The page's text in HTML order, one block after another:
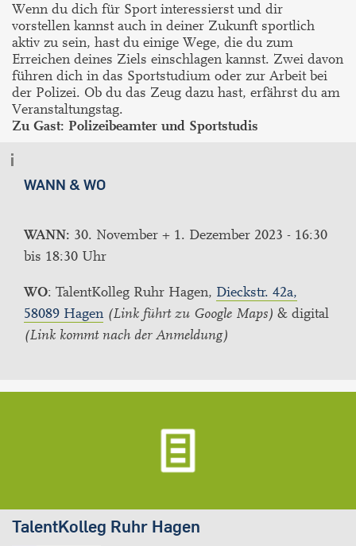
Wenn du dich für Sport interessierst und dir
vorstellen kannst auch in deiner Zukunft sportlich
aktiv zu sein, hast du einige Wege, die du zum
Erreichen deines Ziels einschlagen kannst. Zwei davon
führen dich in das Sportstudium oder zur Arbeit bei
der Polizei. Ob du das Zeug dazu hast, erfährst du am
Veranstaltungstag.
Zu Gast: Polizeibeamter und Sportstudis
WANN & WO
WANN: 30. November + 1. Dezember 2023 - 16:30
bis 18:30 Uhr
WO: TalentKolleg Ruhr Hagen, Dieckstr. 42a,
58089 Hagen (Link führt zu Google Maps) & digital
(Link kommt nach der Anmeldung)
TalentKolleg Ruhr Hagen